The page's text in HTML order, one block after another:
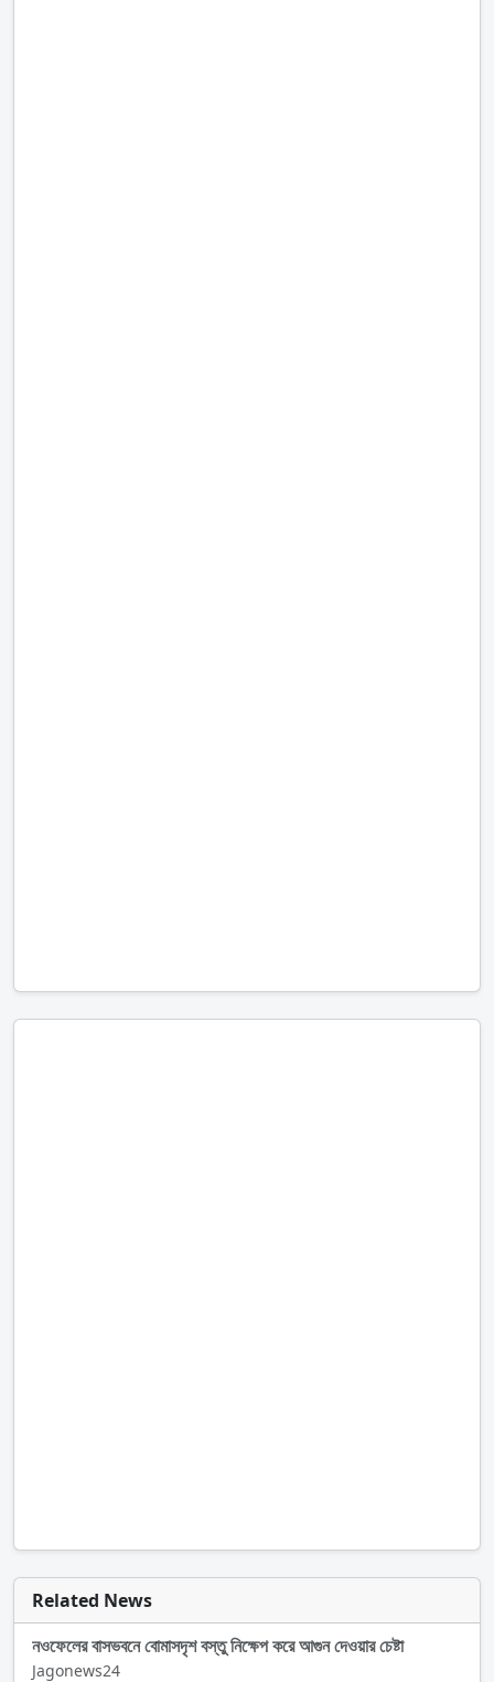
Related News
নওফেলের বাসভবনে বোমাসদৃশ বস্তু নিক্ষেপ করে আগুন দেওয়ার চেষ্টা
Jagonews24